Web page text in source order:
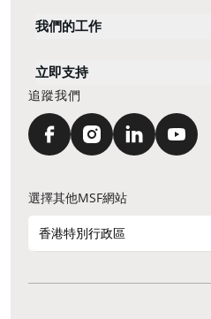
我們的工作
立即支持
追蹤我們
選擇其他MSF網站
香港特別行政區